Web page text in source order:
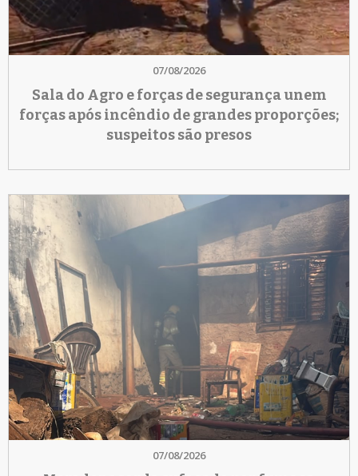
07/08/2026
Sala do Agro e forças de segurança unem
forças após incêndio de grandes proporções;
suspeitos são presos
07/08/2026